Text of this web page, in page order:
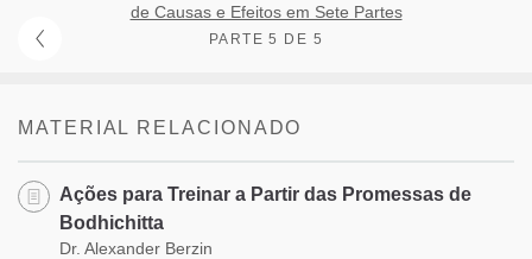
de Causas e Efeitos em Sete Partes
PARTE 5 DE 5
MATERIAL RELACIONADO
Ações para Treinar a Partir das Promessas de
Bodhichitta
Dr. Alexander Berzin